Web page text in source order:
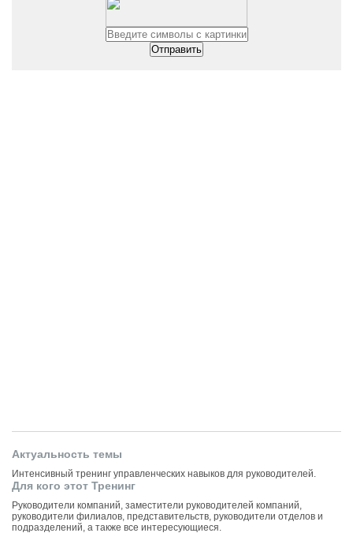
Актуальность темы
Интенсивный тренинг управленческих навыков для руководителей.
Для кого этот Тренинг
Руководители компаний, заместители руководителей компаний,
руководители филиалов, представительств, руководители отделов и
подразделений, а также все интересующиеся.